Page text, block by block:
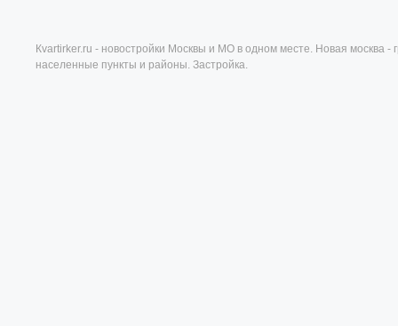
Кvartirker.ru - новостройки Москвы и МО в одном месте. Новая москва
населенные пункты и районы. Застройка.